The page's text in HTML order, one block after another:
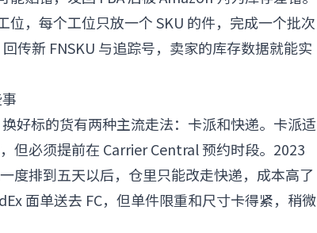
位，每个工位只放一个 SKU 的件，完成一个批次
传新 FNSKU 与追踪号，卖家的库存数据就能实
好标的货有两种主流走法：卡派和快递。卡派适
但必须提前在 Carrier Central 预约时段。2023
度排到五天以后，仓里只能改走快递，成本高了
面单送去 FC，但单件限重和尺寸卡得紧，稍微